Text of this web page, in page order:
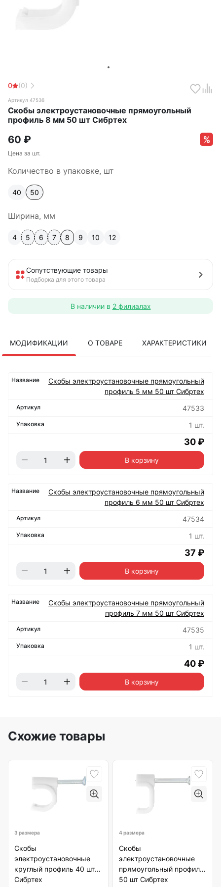
0 (0)
Артикул 47536
Скобы электроустановочные прямоугольный
профиль 8 мм 50 шт Сибртех
60 ₽
Цена за шт.
Количество в упаковке, шт
40 50
Ширина, мм
4 5 6 7 8 9 10 12
Сопутствующие товары
Подборка для этого товара
В наличии в 2 филиалах
МОДИФИКАЦИИ О ТОВАРЕ ХАРАКТЕРИСТИКИ
Скобы электроустановочные прямоугольный
профиль 5 мм 50 шт Сибртех
47533
1 шт.
30 ₽
В корзину
Скобы электроустановочные прямоугольный
профиль 6 мм 50 шт Сибртех
47534
1 шт.
37 ₽
В корзину
Скобы электроустановочные прямоугольный
профиль 7 мм 50 шт Сибртех
47535
1 шт.
40 ₽
В корзину
Схожие товары
3 размера
Скобы
электроустановочные
круглый профиль 40 шт
Сибртех
4 размера
Скобы
электроустановочные
прямоугольный профиль
50 шт Сибртех